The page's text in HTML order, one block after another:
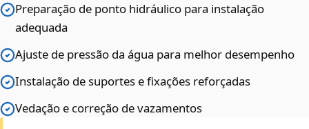
Preparação de ponto hidráulico para instalação
adequada
Ajuste de pressão da água para melhor desempenho
Instalação de suportes e fixações reforçadas
Vedação e correção de vazamentos